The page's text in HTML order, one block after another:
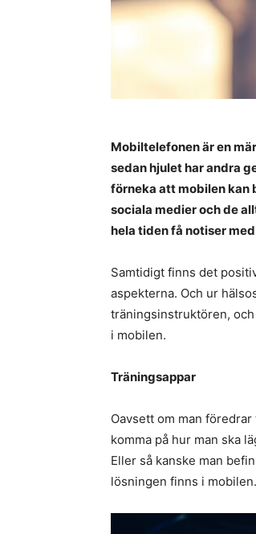
Mobiltelefonen är en
sedan hjulet har andra
förneka att mobilen kan
sociala medier och de
hela tiden få notiser
Samtidigt finns det
aspekterna. Och ur
träningsinstruktören,
i mobilen.
Träningsappar
Oavsett om man
komma på hur man ska
Eller så kanske man
lösningen finns i mobilen.